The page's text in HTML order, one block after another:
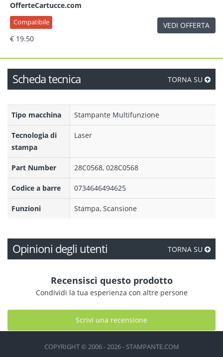
OfferteCartucce.com
Compatibile
€ 19.50
VEDI OFFERTA
Scheda tecnica TORNA SU
Tipo macchina Stampante Multifunzione
Tecnologia di
stampa
Laser
Part Number 28C0568, 028C0568
Codice a barre 0734646494625
Funzioni Stampa, Scansione
Opinioni degli utenti TORNA SU
Recensisci questo prodotto
Condividi la tua esperienza con altre persone
Scrivi una recensione
COPYRIGHT © 2006 - 2026 - STAMPANTE.COM